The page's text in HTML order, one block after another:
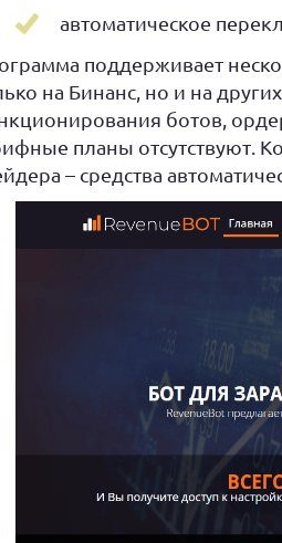
автоматическое
поддерживает
на Бинанс, но и на других
ботов,
планы отсутствуют.
– средства